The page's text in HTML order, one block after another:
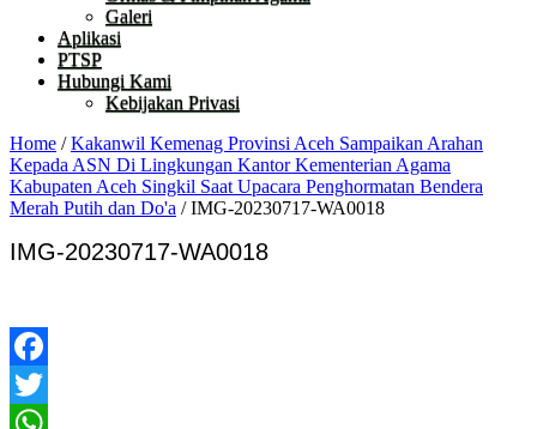
Galeri
Aplikasi
PTSP
Hubungi Kami
Kebijakan Privasi
Home /Kakanwil Kemenag Provinsi Aceh Sampaikan Arahan
Kepada ASN Di Lingkungan Kantor Kementerian Agama
Kabupaten Aceh Singkil Saat Upacara Penghormatan Bendera
Merah Putih dan Do'a /IMG-20230717-WA0018
IMG-20230717-WA0018
Facebook
Twitter